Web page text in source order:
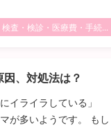
検査・検診・医療費・手続...
、対処法は？
イライラしている」
が多いようです。 もし